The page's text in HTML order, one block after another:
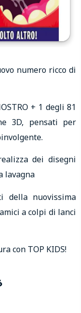
numero ricco di
+ 1 degli 81
3D, pensati per
dei disegni
lavagna
della nuovissima
a colpi di lanci
con TOP KIDS!